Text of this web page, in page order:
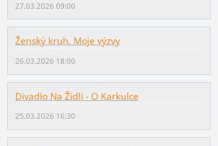
27.03.2026 09:00
Ženský kruh. Moje výzvy
26.03.2026 18:00
Divadlo Na Židli - O Karkulce
25.03.2026 16:30